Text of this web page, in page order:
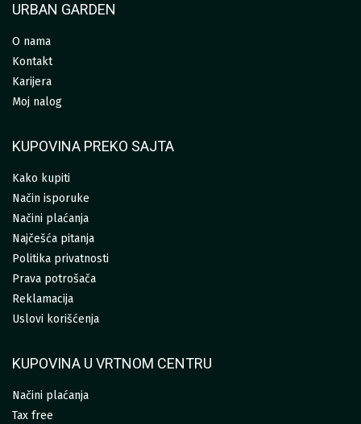
URBAN GARDEN
O nama
Kontakt
Karijera
Moj nalog
KUPOVINA PREKO SAJTA
Kako kupiti
Način isporuke
Načini plaćanja
Najčešća pitanja
Politika privatnosti
Prava potrošača
Reklamacija
Uslovi korišćenja
KUPOVINA U VRTNOM CENTRU
Načini plaćanja
Tax free